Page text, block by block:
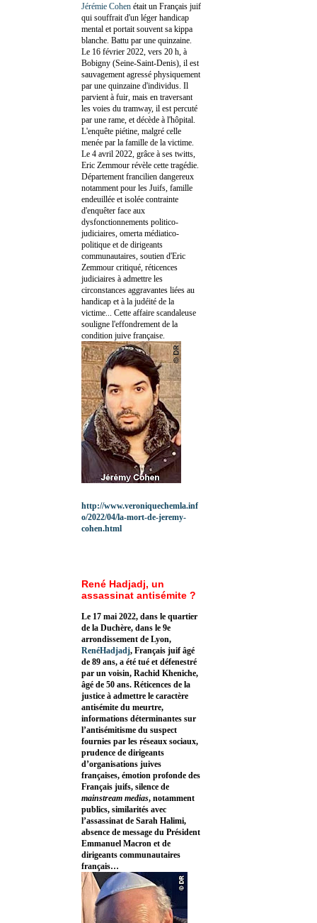
Jérémie Cohen était un Français juif
qui souffrait d'un léger handicap
mental et portait souvent sa kippa
blanche. Battu par une quinzaine.
Le 16 février 2022, vers 20 h, à
Bobigny (Seine-Saint-Denis), il est
sauvagement agressé physiquement
par une quinzaine d'individus. Il
parvient à fuir, mais en traversant
les voies du tramway, il est percuté
par une rame, et décède à l'hôpital.
L'enquête piétine, malgré celle
menée par la famille de la victime.
Le 4 avril 2022, grâce à ses twitts,
Eric Zemmour révèle cette tragédie.
Département francilien dangereux
notamment pour les Juifs, famille
endeuillée et isolée contrainte
d'enquêter face aux
dysfonctionnements politico-
judiciaires, omerta médiatico-
politique et de dirigeants
communautaires, soutien d'Eric
Zemmour critiqué, réticences
judiciaires à admettre les
circonstances aggravantes liées au
handicap et à la judéité de la
victime... Cette affaire scandaleuse
souligne l'effondrement de la
condition juive française.
http://www.veroniquechemla.inf
o/2022/04/la-mort-de-jeremy-
cohen.html
René Hadjadj, un
assassinat antisémite ?
Le 17 mai 2022, dans le quartier
de la Duchère, dans le 9e
arrondissement de Lyon,
RenéHadjadj, Français juif âgé
de 89 ans, a été tué et défenestré
par un voisin, Rachid Kheniche,
âgé de 50 ans. Réticences de la
justice à admettre le caractère
antisémite du meurtre,
informations déterminantes sur
l’antisémitisme du suspect
fournies par les réseaux sociaux,
prudence de dirigeants
d’organisations juives
françaises, émotion profonde des
Français juifs, silence de
mainstream medias, notamment
publics, similarités avec
l’assassinat de Sarah Halimi,
absence de message du Président
Emmanuel Macron et de
dirigeants communautaires
français…